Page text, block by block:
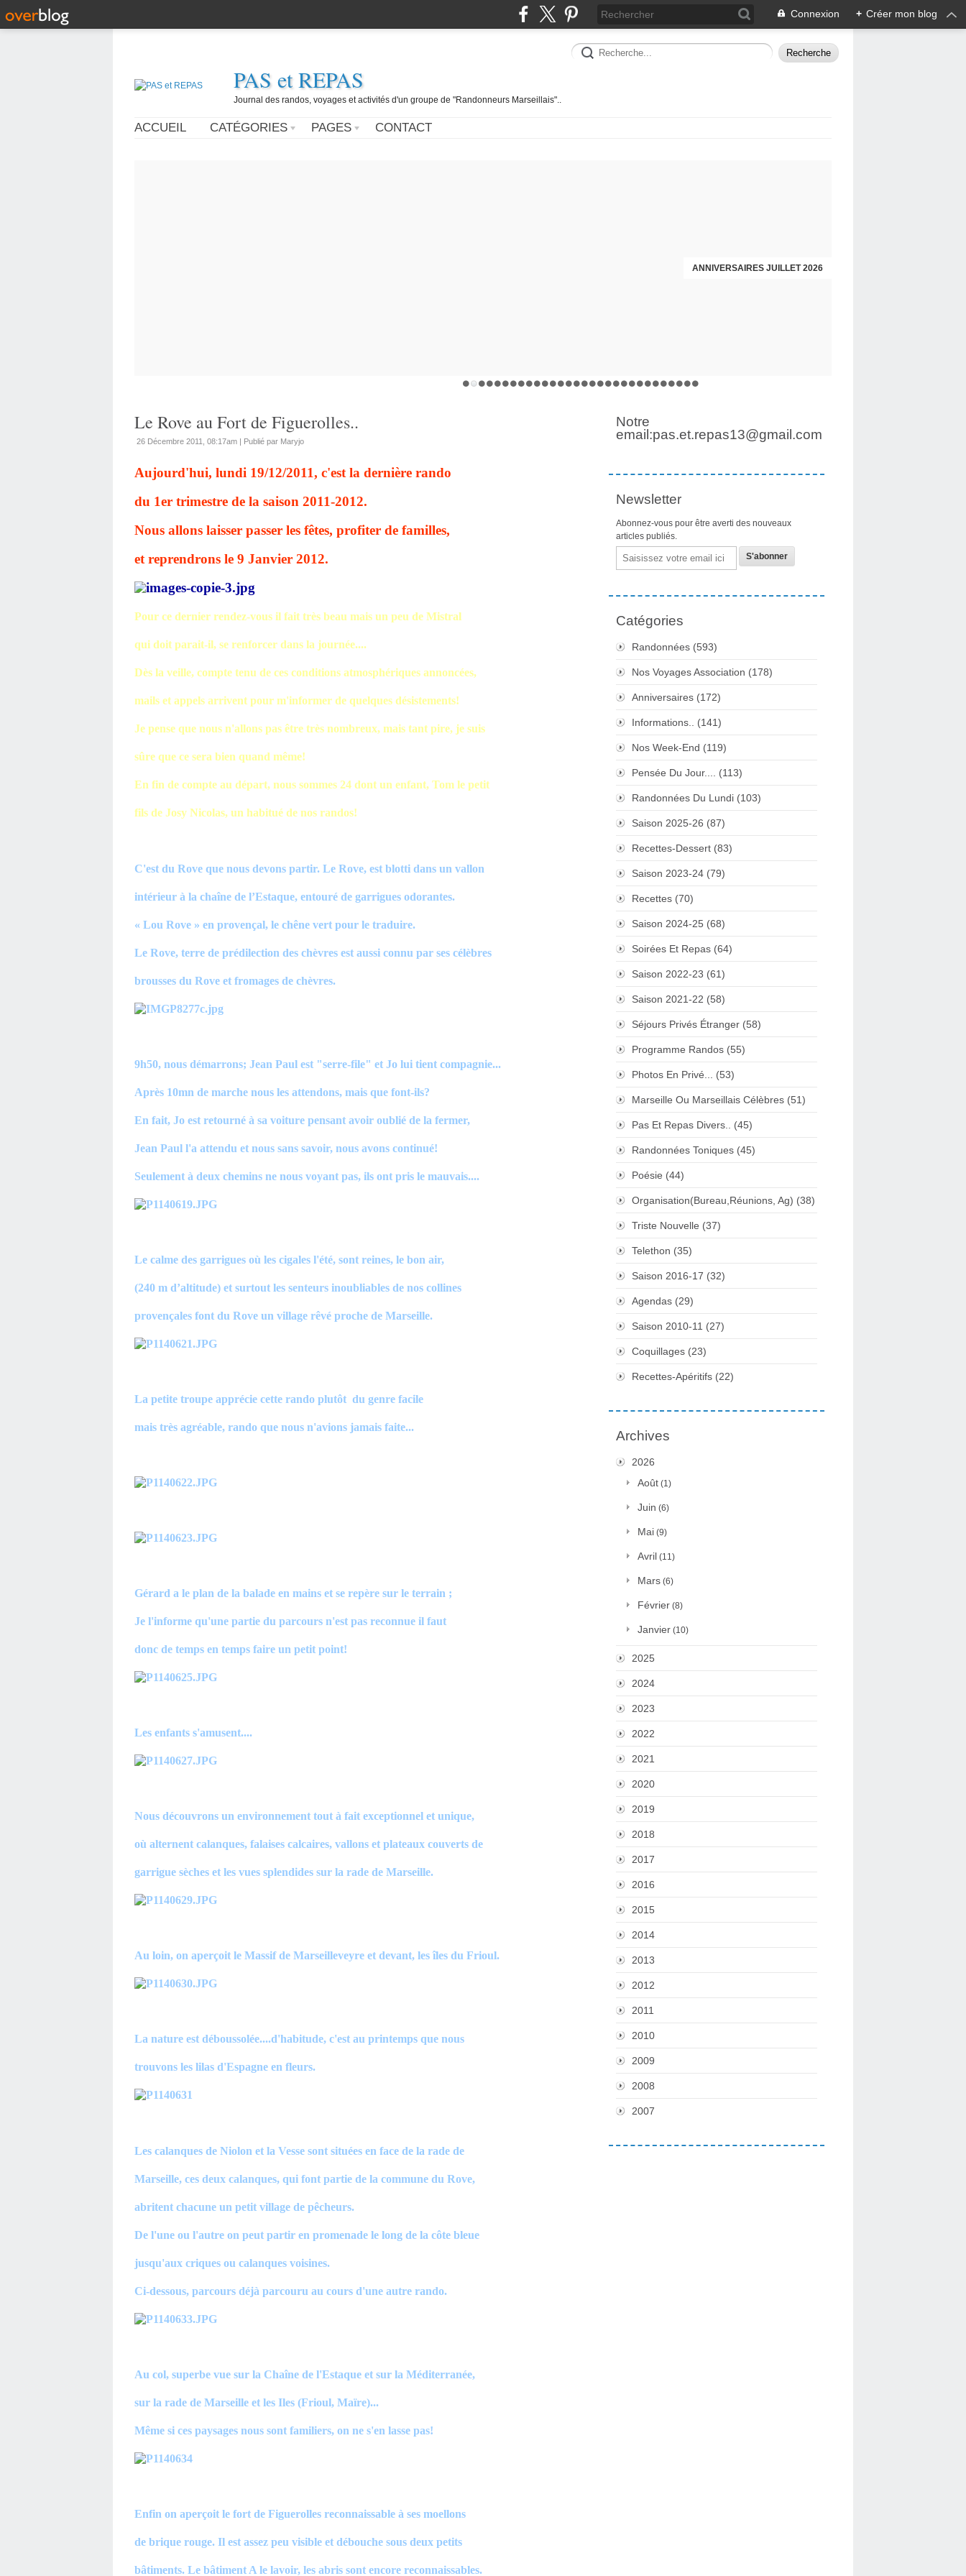
Connexion + Créer mon blog
PAS et REPAS
Journal des randos, voyages et activités d'un groupe de "Randonneurs Marseillais"..
ACCUEIL CATÉGORIES PAGES CONTACT
ANNIVERSAIRES JUILLET 2026
Le Rove au Fort de Figuerolles..
26 Décembre 2011, 08:17am | Publié par Maryjo
Aujourd'hui, lundi 19/12/2011, c'est la dernière rando
du 1er trimestre de la saison 2011-2012.
Nous allons laisser passer les fêtes, profiter de familles,
et reprendrons le 9 Janvier 2012.
Pour ce dernier rendez-vous il fait très beau mais un peu de Mistral
qui doit parait-il, se renforcer dans la journée....
Dès la veille, compte tenu de ces conditions atmosphériques annoncées,
mails et appels arrivent pour m'informer de quelques désistements!
Je pense que nous n'allons pas être très nombreux, mais tant pire, je suis
sûre que ce sera bien quand même!
En fin de compte au départ, nous sommes 24 dont un enfant, Tom le petit
fils de Josy Nicolas, un habitué de nos randos!
C'est du Rove que nous devons partir. Le Rove, est blotti dans un vallon
intérieur à la chaîne de l’Estaque, entouré de garrigues odorantes.
« Lou Rove » en provençal, le chêne vert pour le traduire.
Le Rove, terre de prédilection des chèvres est aussi connu par ses célèbres
brousses du Rove et fromages de chèvres.
9h50, nous démarrons; Jean Paul est "serre-file" et Jo lui tient compagnie...
Après 10mn de marche nous les attendons, mais que font-ils?
En fait, Jo est retourné à sa voiture pensant avoir oublié de la fermer,
Jean Paul l'a attendu et nous sans savoir, nous avons continué!
Seulement à deux chemins ne nous voyant pas, ils ont pris le mauvais....
Le calme des garrigues où les cigales l'été, sont reines, le bon air,
(240 m d’altitude) et surtout les senteurs inoubliables de nos collines
provençales font du Rove un village rêvé proche de Marseille.
La petite troupe apprécie cette rando plutôt du genre facile
mais très agréable, rando que nous n'avions jamais faite...
Gérard a le plan de la balade en mains et se repère sur le terrain ;
Je l'informe qu'une partie du parcours n'est pas reconnue il faut
donc de temps en temps faire un petit point!
Les enfants s'amusent....
Nous découvrons un environnement tout à fait exceptionnel et unique,
où alternent calanques, falaises calcaires, vallons et plateaux couverts de
garrigue sèches et les vues splendides sur la rade de Marseille.
Au loin, on aperçoit le Massif de Marseilleveyre et devant, les îles du Frioul.
La nature est déboussolée....d'habitude, c'est au printemps que nous
trouvons les lilas d'Espagne en fleurs.
Les calanques de Niolon et la Vesse sont situées en face de la rade de
Marseille, ces deux calanques, qui font partie de la commune du Rove,
abritent chacune un petit village de pêcheurs.
De l'une ou l'autre on peut partir en promenade le long de la côte bleue
jusqu'aux criques ou calanques voisines.
Ci-dessous, parcours déjà parcouru au cours d'une autre rando.
Au col, superbe vue sur la Chaîne de l'Estaque et sur la Méditerranée,
sur la rade de Marseille et les Iles (Frioul, Maïre)...
Même si ces paysages nous sont familiers, on ne s'en lasse pas!
Enfin on aperçoit le fort de Figuerolles reconnaissable à ses moellons
de brique rouge. Il est assez peu visible et débouche sous deux petits
bâtiments. Le bâtiment A le lavoir, les abris sont encore reconnaissables.
Notre
email:pas.et.repas13@gmail.com
Newsletter
Abonnez-vous pour être averti des nouveaux
articles publiés.
Email
Catégories
Randonnées (593)
Nos Voyages Association (178)
Anniversaires (172)
Informations.. (141)
Nos Week-End (119)
Pensée Du Jour.... (113)
Randonnées Du Lundi (103)
Saison 2025-26 (87)
Recettes-Dessert (83)
Saison 2023-24 (79)
Recettes (70)
Saison 2024-25 (68)
Soirées Et Repas (64)
Saison 2022-23 (61)
Saison 2021-22 (58)
Séjours Privés Étranger (58)
Programme Randos (55)
Photos En Privé... (53)
Marseille Ou Marseillais Célèbres (51)
Pas Et Repas Divers.. (45)
Randonnées Toniques (45)
Poésie (44)
Organisation(Bureau,Réunions, Ag) (38)
Triste Nouvelle (37)
Telethon (35)
Saison 2016-17 (32)
Agendas (29)
Saison 2010-11 (27)
Coquillages (23)
Recettes-Apéritifs (22)
Archives
2026
Août (1)
Juin (6)
Mai (9)
Avril (11)
Mars (6)
Février (8)
Janvier (10)
2025
2024
2023
2022
2021
2020
2019
2018
2017
2016
2015
2014
2013
2012
2011
2010
2009
2008
2007